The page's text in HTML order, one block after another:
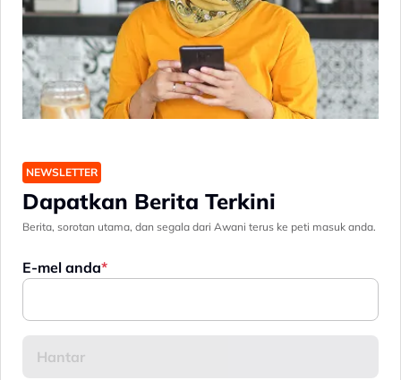
NEWSLETTER
Dapatkan Berita Terkini
Berita, sorotan utama, dan segala dari Awani terus ke peti masuk anda.
E-mel anda